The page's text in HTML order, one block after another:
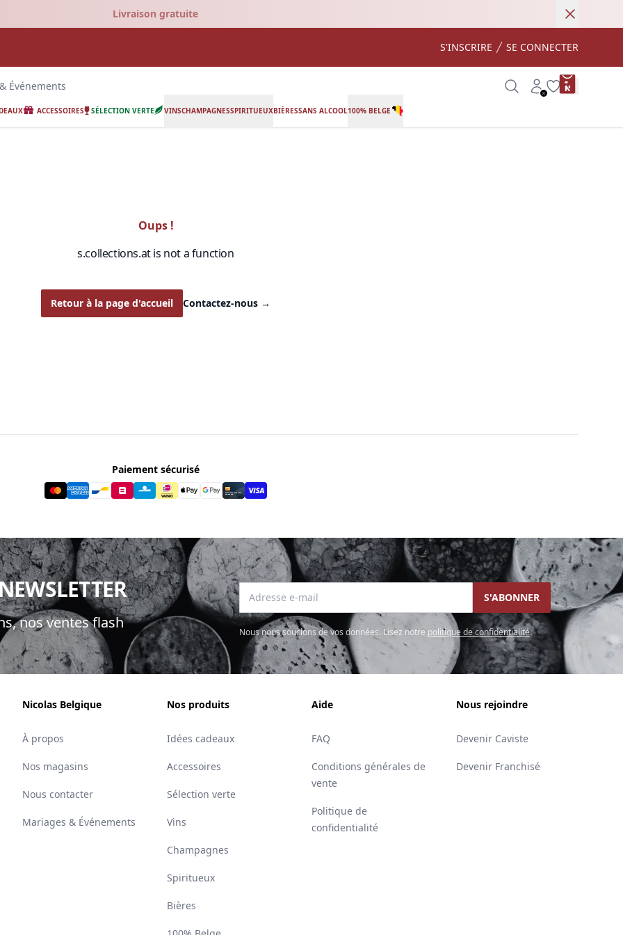
Livraison gratuite Annuler
S'INSCRIRE SE CONNECTER
Événements SearchAccount
Wishlistproduct
ACCESSOIRES SÉLECTION VERTE VINSCHAMPAGNESSPIRITUEUXBIÈRESSANS ALCOOL100% BELGE
Oups !
s.collections.at is not a function
Retour à la page d'accueil Contactez-nous →
Paiement sécurisé
nos ventes flash
Adresse e-mail S'ABONNER
Nous nous soucions de vos données. Lisez notre politique de confidentialité.
Nicolas Belgique
À propos
Nos magasins
Nous contacter
Mariages & Événements
Nos produits
Idées cadeaux
Accessoires
Sélection verte
Vins
Champagnes
Spiritueux
Bières
Aide
FAQ
Conditions générales de
vente
Politique de
confidentialité
Nous rejoindre
Devenir Caviste
Devenir Franchisé